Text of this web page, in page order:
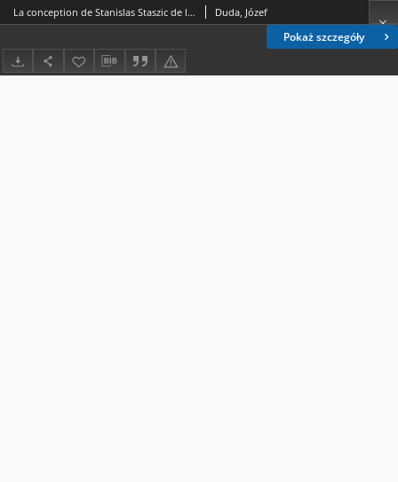
Pokaż szczegóły
La conception de Stanislas Staszic de l'aide aux agriculteurs Duda, Józef